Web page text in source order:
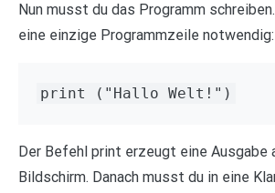
Nun musst du das Programm
eine einzige Programmzeile notwendig:
print ("Hallo Welt!")
Der Befehl print erzeugt eine Ausgabe
Bildschirm. Danach musst du in eine